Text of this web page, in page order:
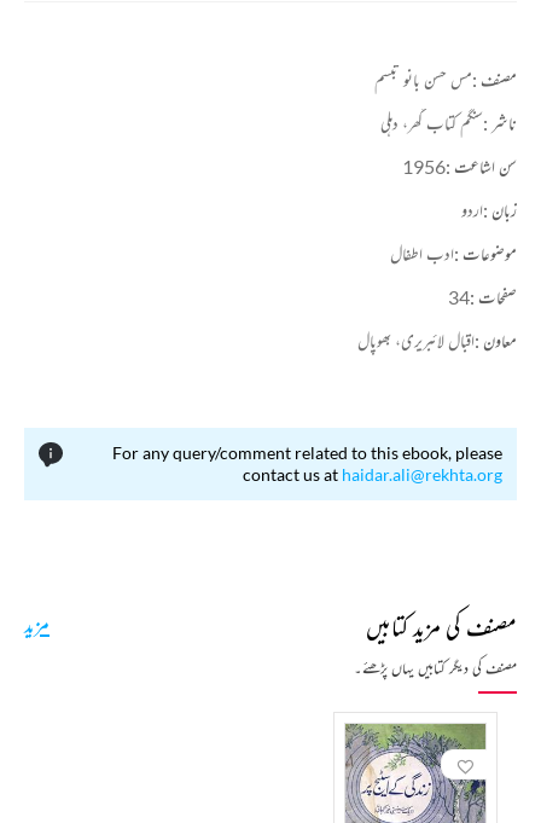
مصنف :مس حسن بانو تبسم
ناشر :سنگم کتاب گھر، دہلی
سن اشاعت :1956
زبان :اردو
موضوعات :ادب اطفال
صفحات :34
معاون :اقبال لائبریری، بھوپال
For any query/comment related to this ebook, please
contact us at haidar.ali@rekhta.org
مصنف کی مزید کتابیں
مصنف کی دیگر کتابیں یہاں پڑھئے۔
مزید